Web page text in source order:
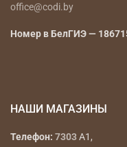
office@codi.by
Номер в БелГИЭ —
НАШИ МАГАЗИНЫ
Телефон: 7303A1,